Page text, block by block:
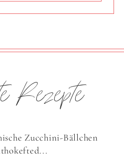
Rezepte
Zucchini-Bällchen